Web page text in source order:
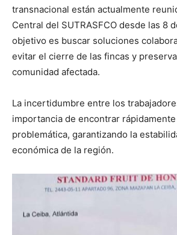
transnacional están actualmente
Central del SUTRASFCO desde las 8
objetivo es buscar soluciones
evitar el cierre de las fincas y
comunidad afectada.
La incertidumbre entre los
importancia de encontrar
problemática, garantizando la
económica de la región.